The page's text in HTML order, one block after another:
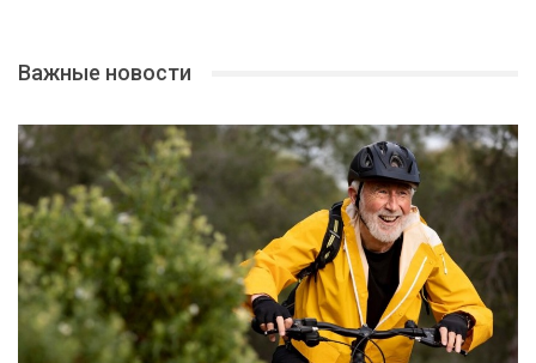
Важные новости